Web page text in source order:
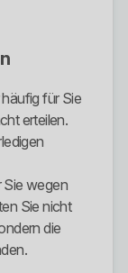
für Sie
erteilen.
Sie wegen
Sie nicht
die